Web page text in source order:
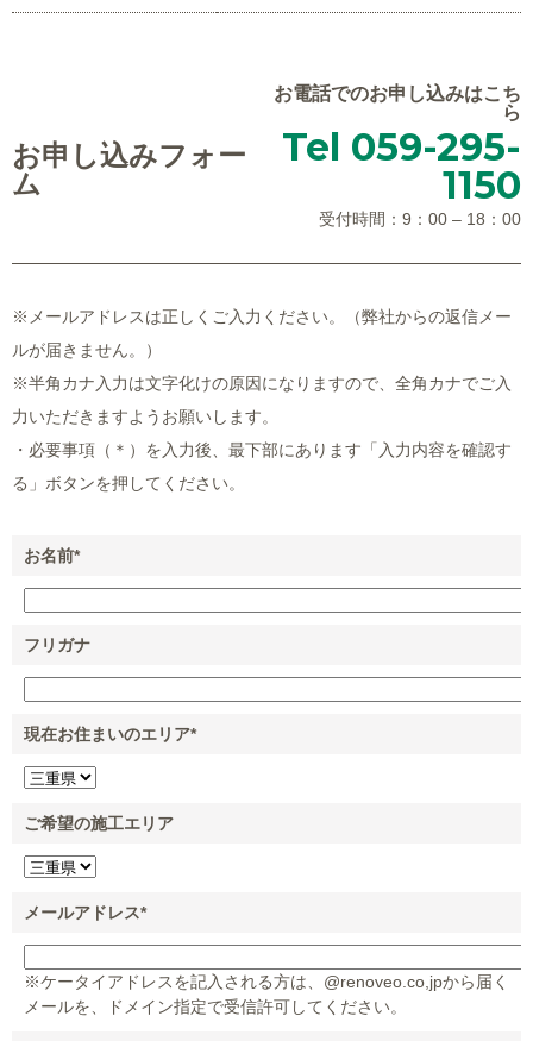
お申し込みフォー
ム
お電話でのお申し込みはこち
ら
Tel 059-295-
1150
受付時間：9：00 – 18：00
※メールアドレスは正しくご入力ください。（弊社からの返信メー
ルが届きません。）
※半角カナ入力は文字化けの原因になりますので、全角カナでご入
力いただきますようお願いします。
・必要事項（＊）を入力後、最下部にあります「入力内容を確認す
る」ボタンを押してください。
お名前*
フリガナ
現在お住まいのエリア*
ご希望の施工エリア
メールアドレス*
※ケータイアドレスを記入される方は、@renoveo.co,jpから届く
メールを、ドメイン指定で受信許可してください。